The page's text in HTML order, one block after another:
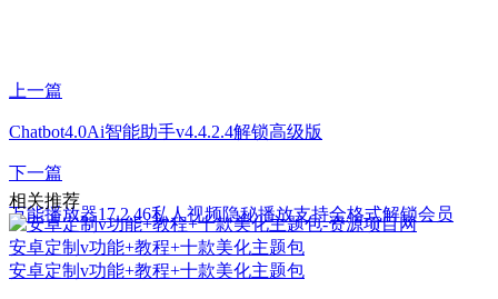
上一篇
Chatbot4.0Ai智能助手v4.4.2.4解锁高级版
下一篇
万能播放器17.2.46私人视频隐秘播放支持全格式解锁会员
相关推荐
安卓定制v功能+教程+十款美化主题包
安卓定制v功能+教程+十款美化主题包